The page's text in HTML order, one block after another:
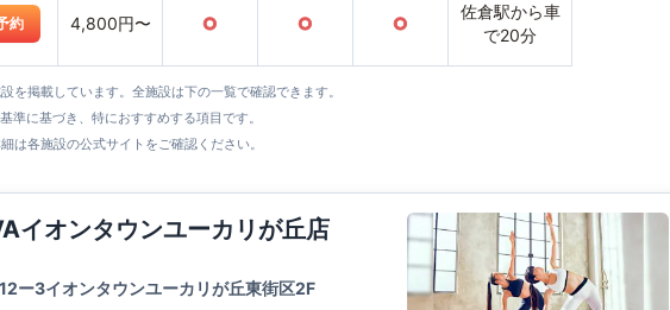
約 4,800円〜 ○ ○ ○
佐倉駅から車
で20分
を掲載しています。全施設は下の一覧で確認できます。
に基づき、特におすすめする項目です。
は各施設の公式サイトをご確認ください。
イオンタウンユーカリが丘店
ー3イオンタウンユーカリが丘東街区2F